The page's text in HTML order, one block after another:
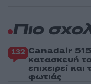
Πιο
132 Canadair
κατασκευή
επιχειρεί
φωτιάς